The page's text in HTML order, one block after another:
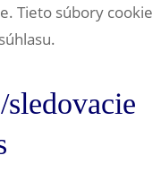
Tieto súbory cookie